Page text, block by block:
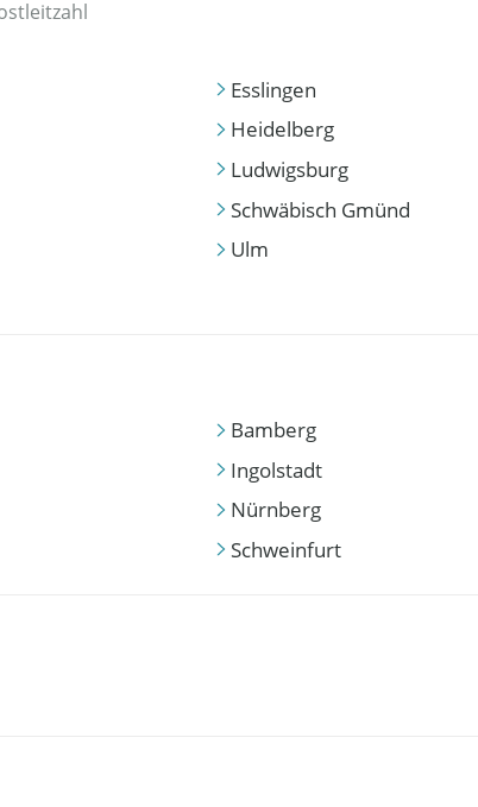
Esslingen
Heidelberg
Ludwigsburg
Schwäbisch Gmünd
Ulm
Bamberg
Ingolstadt
Nürnberg
Schweinfurt